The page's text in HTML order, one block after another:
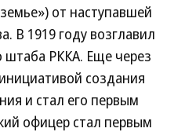
от наступавшей
В 1919 году возглавил
штаба РККА. Еще через
создания
и стал его первым
офицер стал первым